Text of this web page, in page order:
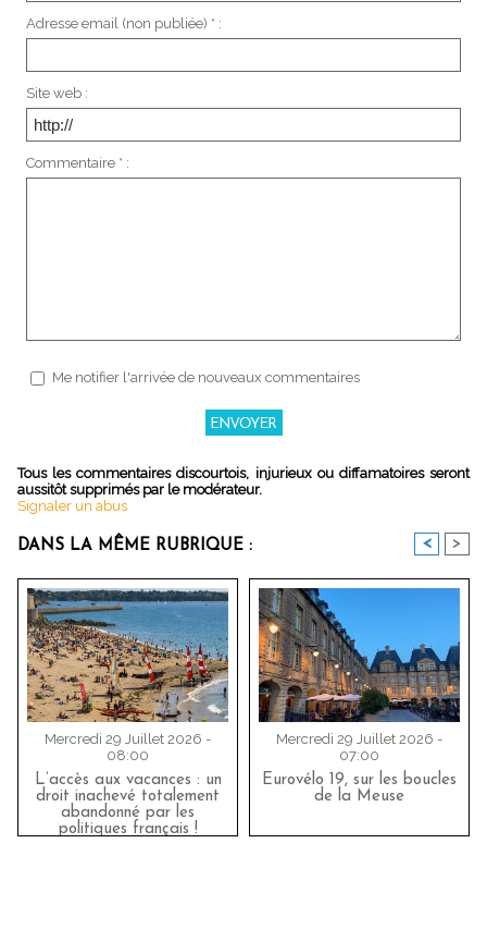
Adresse email (non publiée) * :
Site web :
Commentaire * :
Me notifier l'arrivée de nouveaux commentaires
Tous les commentaires discourtois, injurieux ou diffamatoires seront
aussitôt supprimés par le modérateur.
Signaler un abus
DANS LA MÊME RUBRIQUE : < >
Mercredi 29 Juillet 2026 -
08:00
L’accès aux vacances : un
droit inachevé totalement
abandonné par les
politiques français !
Mercredi 29 Juillet 2026 -
07:00
Eurovélo 19, sur les boucles
de la Meuse